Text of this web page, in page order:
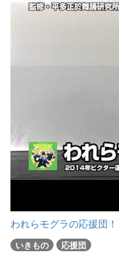
われらモグラの応援団！
いきもの 応援団